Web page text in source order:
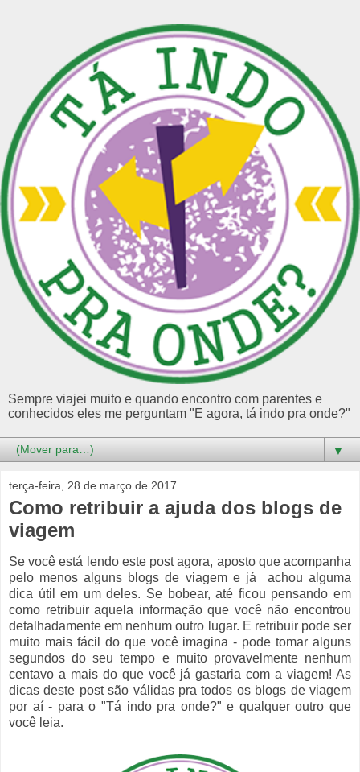
Sempre viajei muito e quando encontro com parentes e
conhecidos eles me perguntam "E agora, tá indo pra onde?"
▼
terça-feira, 28 de março de 2017
Como retribuir a ajuda dos blogs de
viagem
Se você está lendo este post agora, aposto que acompanha
pelo menos alguns blogs de viagem e já achou alguma
dica útil em um deles. Se bobear, até ficou pensando em
como retribuir aquela informação que você não encontrou
detalhadamente em nenhum outro lugar. E retribuir pode ser
muito mais fácil do que você imagina - pode tomar alguns
segundos do seu tempo e muito provavelmente nenhum
centavo a mais do que você já gastaria com a viagem! As
dicas deste post são válidas pra todos os blogs de viagem
por aí - para o "Tá indo pra onde?" e qualquer outro que
você leia.